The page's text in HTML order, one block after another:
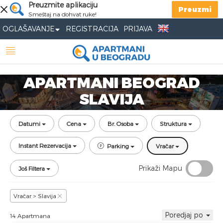
Preuzmite aplikaciju
Smeštaj na dohvat ruke!
Preuzmi
OGLAŠAVANJE REGISTRACIJA PRIJAVA
APARTMANI BEOGRAD
SLAVIJA
Datumi Cena Br. Osoba Struktura
Instant Rezervacija Parking Vračar
Još Filtera Prikaži Mapu
Vračar > Slavija
14 Apartmana Poredjaj po